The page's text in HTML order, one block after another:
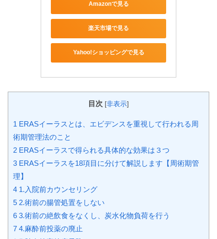
Amazonで見る
楽天市場で見る
Yahoo!ショッピングで見る
目次 [非表示]
1 ERASイーラスとは、エビデンスを重視して行われる周
術期管理法のこと
2 ERASイーラスで得られる具体的な効果は３つ
3 ERASイーラスを18項目に分けて解説します【周術期管
理】
4 1.入院前カウンセリング
5 2.術前の腸管処置をしない
6 3.術前の絶飲食をなくし、炭水化物負荷を行う
7 4.麻酔前投薬の廃止